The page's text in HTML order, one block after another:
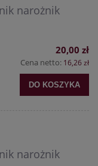
narożnik
20,00 zł
Cena netto: 16,26 zł
DO KOSZYKA
narożnik